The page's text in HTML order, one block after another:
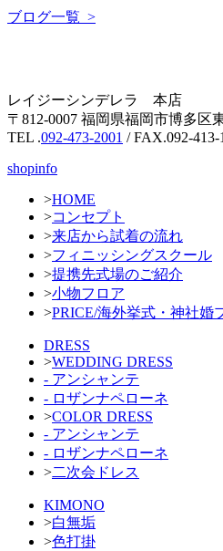
ブログ一覧 >
レイジーシンデレラ 本店
〒812-0007 福岡県福岡市博多区
TEL .092-473-2001 / FAX.092-413-
shopinfo
>HOME
>コンセプト
>来店から試着の流れ
>フィニッシングスクール
>提携先式場のご紹介
>小物フロア
>PRICE/海外挙式・神社婚
DRESS
>WEDDING DRESS
- アンシャンテ
- ロザンナペローネ
>COLOR DRESS
- アンシャンテ
- ロザンナペローネ
>二次会ドレス
KIMONO
>白無垢
>色打掛